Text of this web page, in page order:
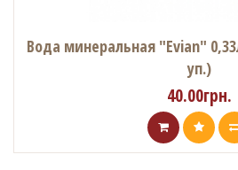
Вода минеральная "Evian"
уп.)
40.00грн.